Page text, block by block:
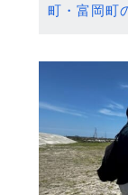
町・富岡町